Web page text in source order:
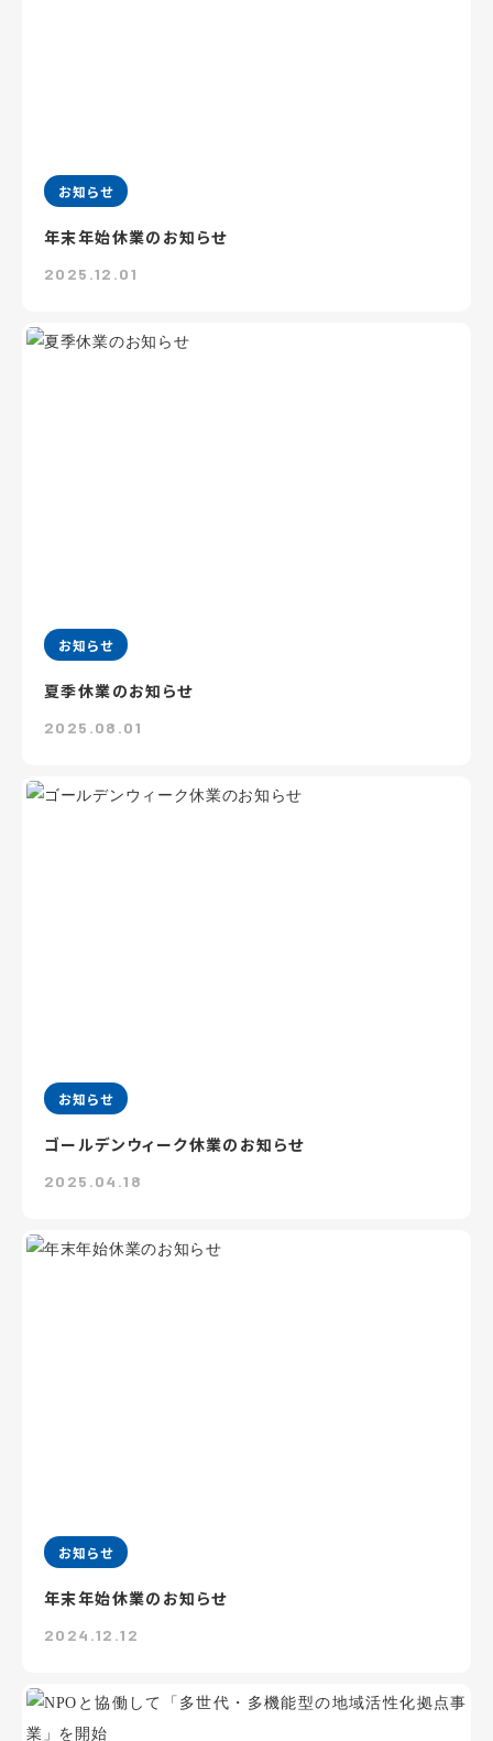
お知らせ
年末年始休業のお知らせ
2025.12.01
お知らせ
夏季休業のお知らせ
2025.08.01
お知らせ
ゴールデンウィーク休業のお知らせ
2025.04.18
お知らせ
年末年始休業のお知らせ
2024.12.12